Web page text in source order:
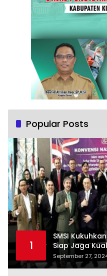
Popular Posts
1
SMSI
Siap Jaga
Indonesia
September 27,